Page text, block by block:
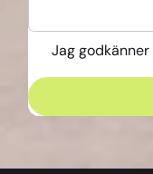
Jag godkänner